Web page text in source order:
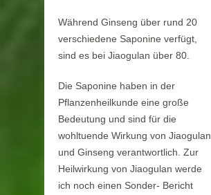
Während Ginseng über rund 20
verschiedene Saponine verfügt,
sind es bei Jiaogulan über 80.
Die Saponine haben in der
Pflanzenheilkunde eine große
Bedeutung und sind für die
wohltuende Wirkung von Jiaogulan
und Ginseng verantwortlich. Zur
Heilwirkung von Jiaogulan werde
ich noch einen Sonder- Bericht